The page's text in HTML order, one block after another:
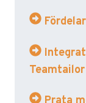
Teamtailor